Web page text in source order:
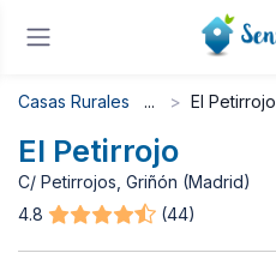
Casas Rurales El Petirrojo
El Petirrojo
C/ Petirrojos, Griñón (Madrid)
4.8
(44)